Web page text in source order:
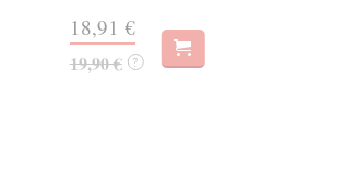
18,91 €
19,90 € ?